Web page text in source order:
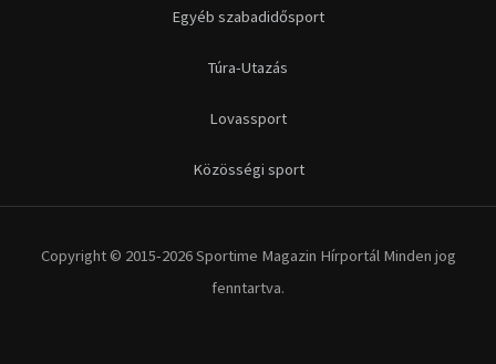
Egyéb szabadidősport
Túra-Utazás
Lovassport
Közösségi sport
Copyright © 2015-2026 Sportime Magazin Hírportál Minden jog
fenntartva.